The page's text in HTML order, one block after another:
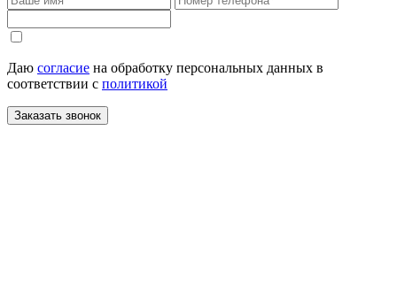
Даю согласие на обработку персональных данных в
соответствии с политикой
Заказать звонок